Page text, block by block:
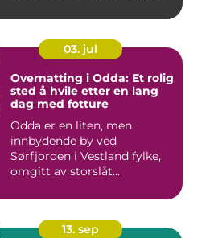
03. jul
Overnatting i Odda: Et rolig
sted å hvile etter en lang
dag med fotture
Odda er en liten, men
innbydende by ved
Sørfjorden i Vestland fylke,
omgitt av storslåt...
13. sep